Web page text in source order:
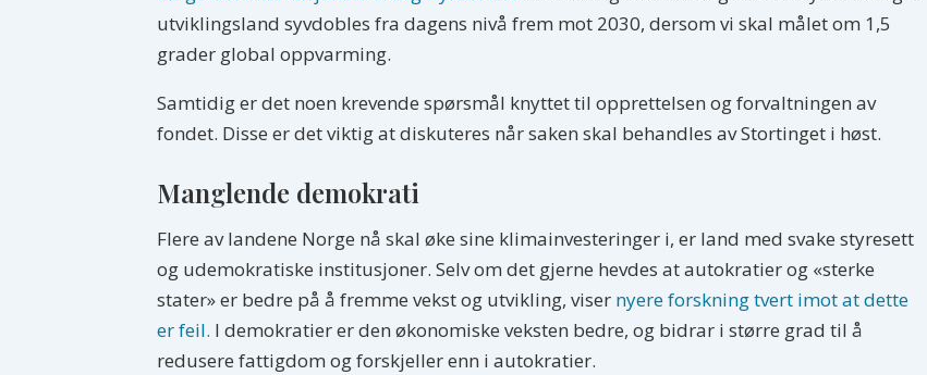
utviklingsland syvdobles fra dagens nivå frem mot 2030, dersom vi skal målet om 1,5
grader global oppvarming.
Samtidig er det noen krevende spørsmål knyttet til opprettelsen og forvaltningen av
fondet. Disse er det viktig at diskuteres når saken skal behandles av Stortinget i høst.
Manglende demokrati
Flere av landene Norge nå skal øke sine klimainvesteringer i, er land med svake styresett
og udemokratiske institusjoner. Selv om det gjerne hevdes at autokratier og «sterke
stater» er bedre på å fremme vekst og utvikling, viser nyere forskning tvert imot at dette
er feil. I demokratier er den økonomiske veksten bedre, og bidrar i større grad til å
redusere fattigdom og forskjeller enn i autokratier.